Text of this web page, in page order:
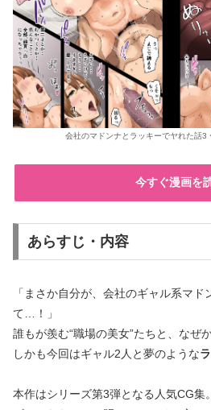
会社のマドンナとラッキーでヤれた話3
今すぐ漫画を
あらすじ・内容
「まさか自分が、会社のギャル系マド
て…！」
誰もが羨む“職場の美女”たちと、なぜ
しかも今回はギャル2人と夢のような
本作はシリーズ第3弾となる人気CG集。